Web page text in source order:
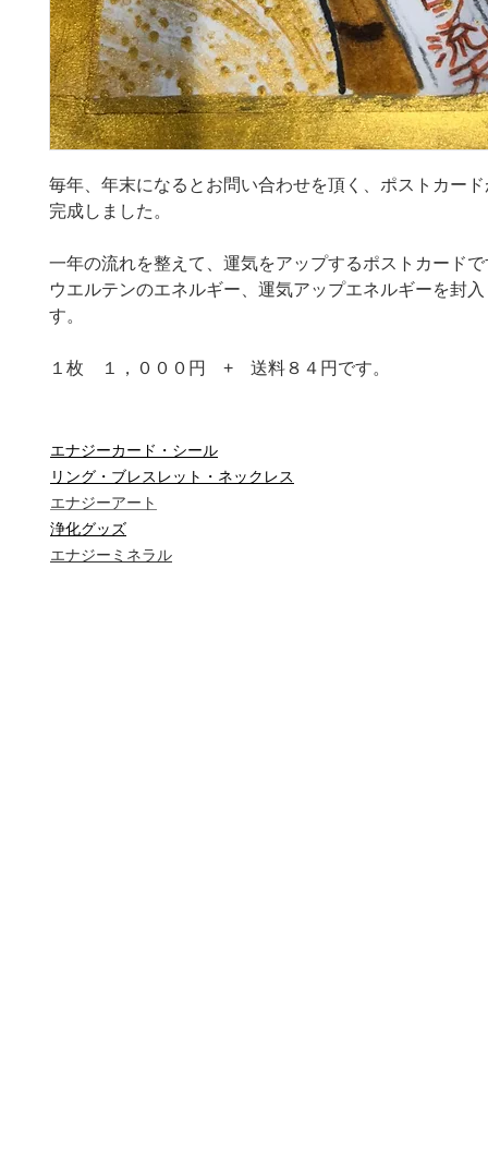
毎年、年末になるとお問い合わせを頂く、ポストカード
完成しました。
一年の流れを整えて、運気をアップするポストカード
ウエルテンのエネルギー、運気アップエネルギーを封
す。
１枚 １，０００円 + 送料８４円です。
エナジーカード・シール
リング・ブレスレット・ネックレス
エナジーアート
浄化グッズ
エナジーミネラル